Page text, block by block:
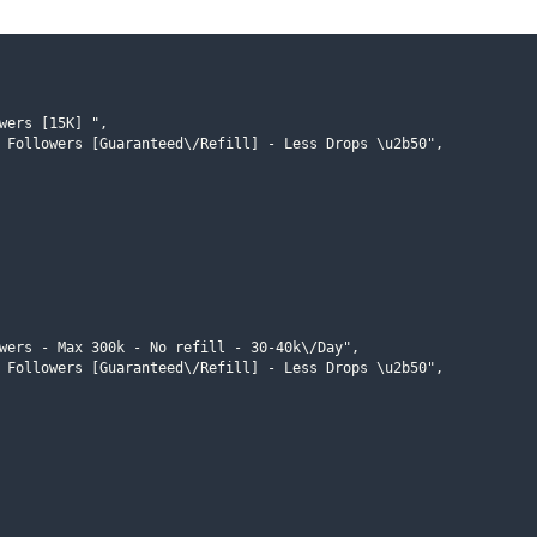
[15K] ",
[Guaranteed\/Refill] - Less Drops \u2b50",
- Max 300k - No refill - 30-40k\/Day",
[Guaranteed\/Refill] - Less Drops \u2b50",